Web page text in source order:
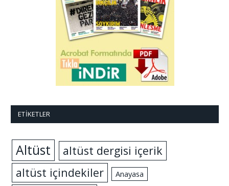
ETIKETLER
Altüst
altüst dergisi içerik
altüst içindekiler
Anayasa